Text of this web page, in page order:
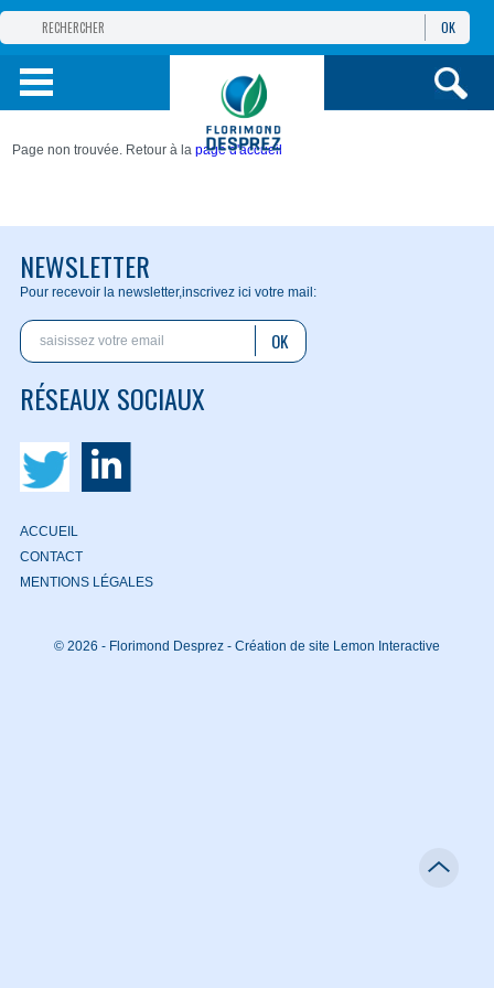
GROUPE
PRODUITS
OK
Page non trouvée. Retour à lapage d'accueil
NEWSLETTER
Pour recevoir la newsletter,inscrivez ici votre mail:
OK
RÉSEAUX SOCIAUX
ACCUEIL
CONTACT
MENTIONS LÉGALES
© 2026 - Florimond Desprez - Création de site Lemon Interactive